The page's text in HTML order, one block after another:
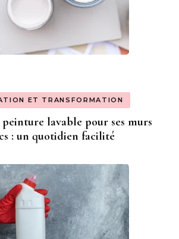
ET TRANSFORMATION
lavable pour ses murs
: un quotidien facilité